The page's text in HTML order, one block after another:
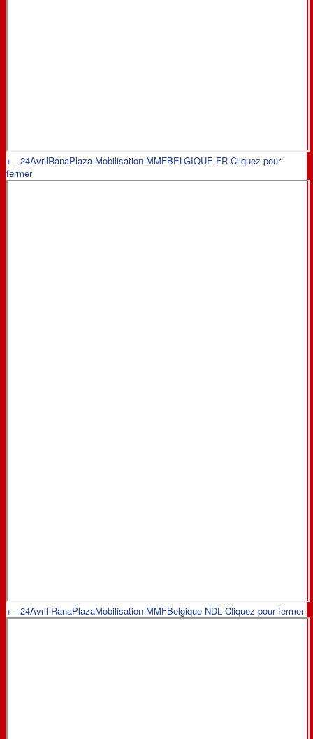
+ - 24AvrilRanaPlaza-Mobilisation-MMFBELGIQUE-FR Cliquez pour
fermer
+ - 24Avril-RanaPlazaMobilisation-MMFBelgique-NDL Cliquez pour fermer